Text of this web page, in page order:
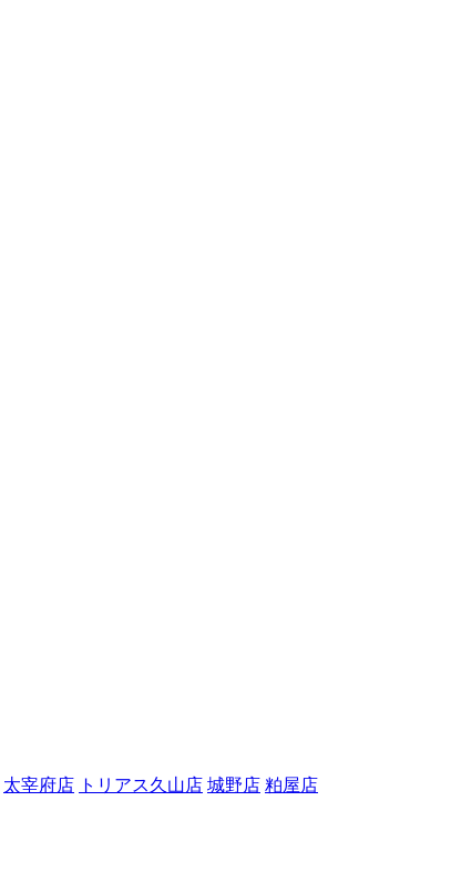
太宰府店 トリアス久山店 城野店 粕屋店